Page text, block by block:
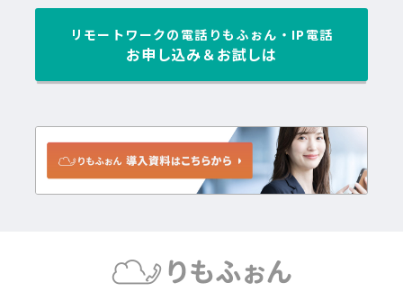
リモートワークの電話 りもふぉん・IP電話
お申し込み＆お試しは